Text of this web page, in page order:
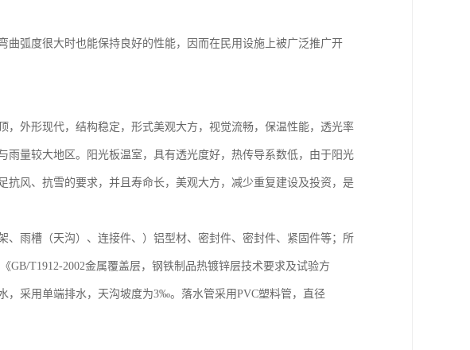
曲弧度很大时也能保持良好的性能，因而在民用设施上被广泛推广开
，外形现代，结构稳定，形式美观大方，视觉流畅，保温性能，透光率
量较大地区。阳光板温室，具有透光度好，热传导系数低，由于阳光
风、抗雪的要求，并且寿命长，美观大方，减少重复建设及投资，是
雨槽（天沟）、连接件、）铝型材、密封件、密封件、紧固件等；所
GB/T1912-2002金属覆盖层，钢铁制品热镀锌层技术要求及试验方
，采用单端排水，天沟坡度为3‰。落水管采用PVC塑料管，直径